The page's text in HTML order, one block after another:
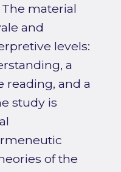
material
and
levels:
a
reading, and a
study is
of the